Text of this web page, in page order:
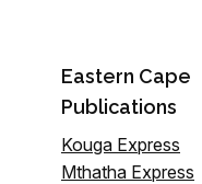
Eastern Cape
Publications
Kouga Express
Mthatha Express